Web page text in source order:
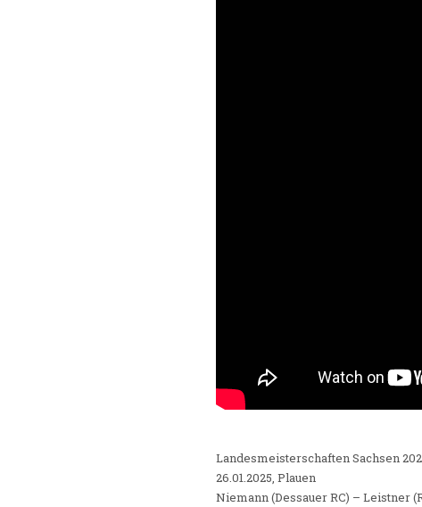
Landesmeisterschaften Sachsen
26.01.2025, Plauen
Niemann (Dessauer RC) – Leistner